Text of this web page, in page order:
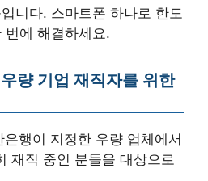
니다. 스마트폰 하나로 한도
번에 해결하세요.
량 기업 재직자를 위한
은행이 지정한 우량 업체에서
재직 중인 분들을 대상으로